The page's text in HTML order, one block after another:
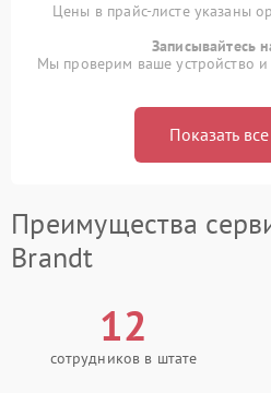
Цены в прайс-листе указаны
Записывайтесь
Мы проверим ваше устройство
Показать все
Преимущества
Brandt
12
сотрудников в штате